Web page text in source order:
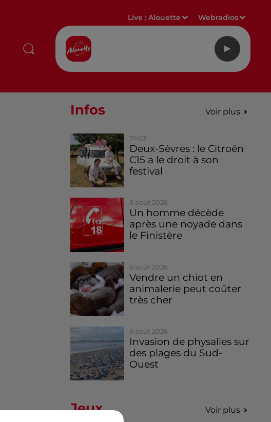
Live :Alouette Webradios
Infos Voir plus
7h03
Deux-Sèvres : le Citroën
C15 a le droit à son
festival
6 août 2026
Un homme décède
après une noyade dans
le Finistère
6 août 2026
Vendre un chiot en
animalerie peut coûter
très cher
6 août 2026
Invasion de physalies sur
des plages du Sud-
Ouest
Jeux Voir plus